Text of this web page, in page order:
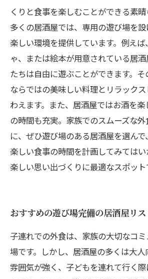
くりと食事を楽しむことができる素晴
多くの居酒屋では、専用の遊び場を
楽しい環境を提供しています。例え
ゃ、または絵本が用意されている居
たちは自由に遊ぶことができます。
ならではの美味しい料理とリラック
わえます。また、居酒屋ではお酒を
の時間も充実。家族でのスムーズな
に、ぜひ遊び場のある居酒屋を選ん
楽しい食事の時間を計画してみてはい
楽しい思い出づくりに最適なスポット
おすすめの遊び場完備の居酒屋リス
子連れでの外食は、家族の大切なコ
場です。しかし、居酒屋の多くは大
雰囲気が強く、子どもを連れて行く